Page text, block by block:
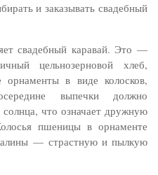
и заказывать свадебный
свадебный каравай. Это —
цельнозерновой хлеб,
в виде колосков,
выпечки должно
что означает дружную
пшеницы в орнаменте
— страстную и пылкую